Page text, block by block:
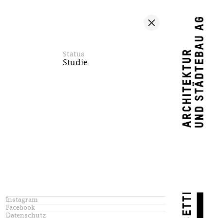
Status
Studie
Instagram
Facebook
Datenschutz